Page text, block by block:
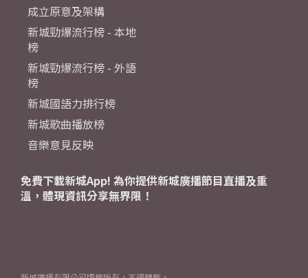
成立原意及架構
新城勁爆流行榜 - 本地
榜
新城勁爆流行榜 - 外語
榜
新城國語力排行榜
新城歌曲播放榜
音樂意見反映
免費下載新城App! 為你提供新城廣播節目直播及重
溫，體現資訊分享無界限！